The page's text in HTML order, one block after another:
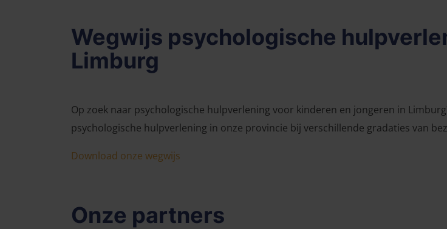
Wegwijs psychologische
Limburg
Op zoek naar psychologische hulpverlening voor kinderen en jongeren in
psychologische hulpverlening in onze provincie bij verschillende gradaties van
Download onze wegwijs
Onze partners